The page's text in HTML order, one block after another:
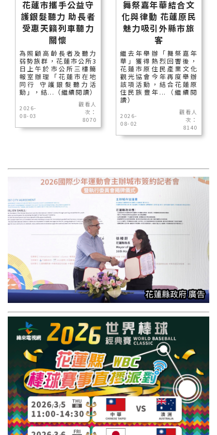
花蓮市攜手公益守
護銀髮聽力 助長者
受惠天籟列車聽力
關懷
為照顧高齡長者及聽力
弱勢族群，花蓮市公所3
日上午於市公所三樓簡
報室辦理「花蓮市在地
同行 守護銀髮聽力活
動」，結...（繼續閱讀）
2026-
08-03
觀看人
次：
8070
舞祭嘉年華結合文
化與律動 花蓮原民
魅力吸引外縣市旅
客
繼去年舉辦「舞祭嘉年
華」獲得熱烈回響後，
花蓮市原住民產業文化
觀光協會今年再度舉辦
該項活動，結合花蓮原
住民族豐年...（繼續閱
讀）
2026-
08-02
觀看人
次：
8140